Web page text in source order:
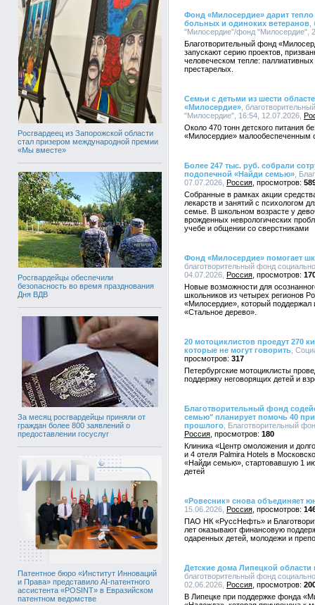
Росгвардеец из Запорожской области
стал призером международной премии
«Мы вместе»
Росгвардейцы обеспечили
безопасность во время празднования
Дня ВДВ
За месяц росгвардейцы приняли от
граждан более 800 заявлений о
предоставлении госуслуг
Патентное бюро «Институт Инноваций
и Права» представило AI-патентного
ассистента «POSINT» в Евразийском
патентном ведомстве
Фонд «Милосердие» дарит
больных и одиноких ветеранов
"Милосердие"/фонд "Милосердие",
Благотворительный фонд
запускают серию проектов,
человеческом тепле:
престарелых.
Семьи с детьми из шести
«Милосердие» ,
"Милосердие", 16:54, 12.07.2026,
Около 470 тонн детского питания
«Милосердие» малообеспеченным
Более 247 тыс. руб. собрали
подопечной «Найди семью» ,
07.07.2026, Россия
Собранные в рамках акции
лекарств и занятий с психологом
семье. В школьном возрасте у
врожденных неврологических
учебе и общении со сверстниками
Фонд «Милосердие» помогает
благотворительный фонд
04.07.2026, Россия
Новые возможности для
школьников из четырех регионов
«Милосердие», который поддержал
«Стальное дерево».
20 мотоциклистов проедут 270
которые не могут говорить ,
317
Петербургские мотоциклисты
поддержку неговорящих детей и
Благотворительный фонд
семью" планирует помочь 40
прошлого , Благотворительный
Россия
180
Клиника «Центр омоложения и
и 4 отеля Palmira Hotels в
«Найди семью», стартовавшую 1
детей
«Ровесник» снова объединяет
15.06.2026, Россия
ПАО НК «РуссНефть» и
лет оказывают финансовую
одаренных детей, молодежи и
Детские дома Липецкой
благотворительный фонд
02.06.2026, Россия
В Липецке при поддержке фонда